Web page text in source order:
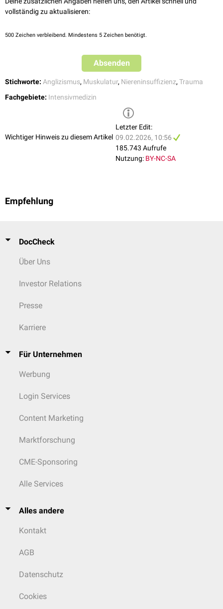
vollständig zu aktualisieren:
500 Zeichen verbleibend. Mindestens 5 Zeichen benötigt.
Absenden
Stichworte: Anglizismus, Muskulatur, Niereninsuffizienz, Trauma
Fachgebiete: Intensivmedizin
Wichtiger Hinweis zu diesem Artikel
Letzter Edit:
09.02.2026, 10:56
185.743 Aufrufe
Nutzung: BY-NC-SA
Empfehlung
DocCheck
Über Uns
Investor Relations
Presse
Karriere
Für Unternehmen
Werbung
Login Services
Content Marketing
Marktforschung
CME-Sponsoring
Alle Services
Alles andere
Kontakt
AGB
Datenschutz
Cookies